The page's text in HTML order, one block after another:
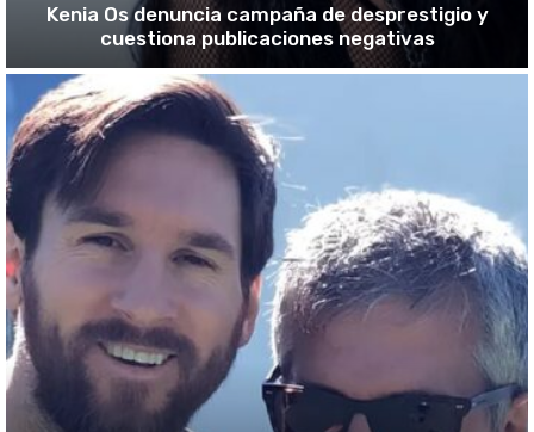
Kenia Os denuncia campaña de desprestigio y
cuestiona publicaciones negativas